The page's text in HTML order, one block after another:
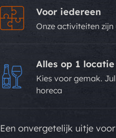
Voor iedereen
Onze activiteiten
Alles op 1 locatie
Kies voor gemak.
horeca
Een onvergetelijk uitje